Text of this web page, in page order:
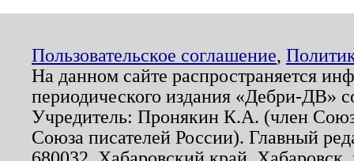
Пользовательское соглашение,
На данном сайте распространяется
периодического издания «Дебри-ДВ»
Учредитель: Пронякин К.А. (член
Союза писателей России). Главный